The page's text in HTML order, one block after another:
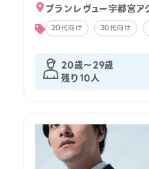
ブランレヴュー宇都宮ア
20代向け 30代向け
20歳〜29歳
残り10人